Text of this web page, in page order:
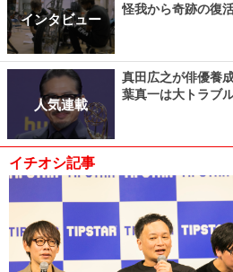
インタビュー
怪我から奇跡の復
人気連載
真田広之が俳優養
葉真一は大トラブ
イチオシ記事